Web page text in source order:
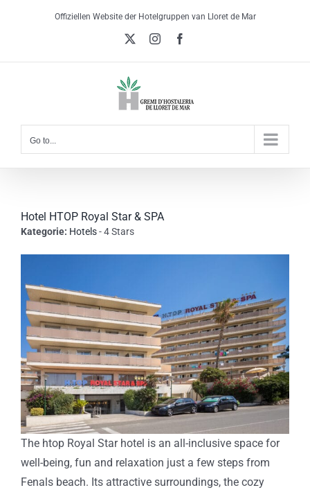
Offiziellen Website der Hotelgruppen van Lloret de Mar
Instagram
Go to...
Hotel HTOP Royal Star & SPA
Kategorie: Hotels- 4 Stars
Larger
Image
The htop Royal Star hotel is an all-inclusive space for
well-being, fun and relaxation just a few steps from
Fenals beach. Its attractive surroundings, the cozy